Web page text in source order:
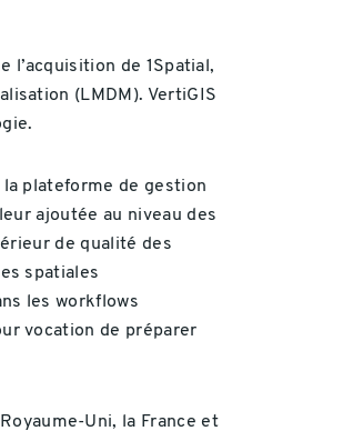
de 1Spatial,
(LMDM). VertiGIS
plateforme de gestion
ajoutée au niveau des
de qualité des
spatiales
les workflows
vocation de préparer
Uni, la France et